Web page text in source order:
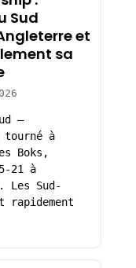
Sud
et
sa
–
tourné à
Boks,
21 à
Les Sud-